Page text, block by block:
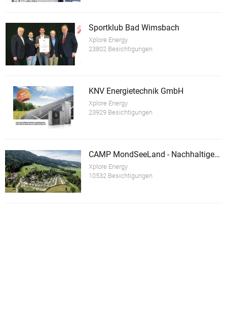
Sportklub Bad Wimsbach
Xplore Energy
23802 Besichtigungen
KNV Energietechnik GmbH
Xplore Energy
23929 Besichtigungen
CAMP MondSeeLand - Nachhaltiger Tourismusbetrieb
Xplore Energy
10532 Besichtigungen